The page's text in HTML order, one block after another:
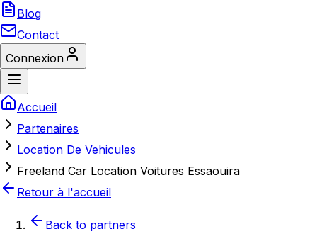
Blog
Contact
Connexion
Accueil
Partenaires
Location De Vehicules
Freeland Car Location Voitures Essaouira
Retour à l'accueil
Back to partners